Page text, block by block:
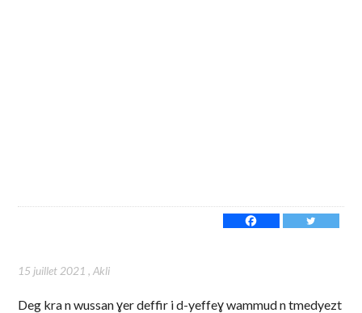
15 juillet 2021 ,Akli
Deg kra n wussan ɣer deffir i d-yeffeɣ wammud n tmedyezt